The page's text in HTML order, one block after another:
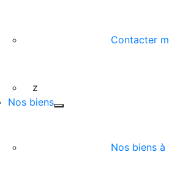
Contacter
z
Nos biens
Nos biens à